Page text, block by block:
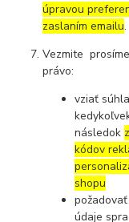
úpravou
zaslaním emailu.
Vezmite
právo:
vziať
následok
kódov
shopu
údaje